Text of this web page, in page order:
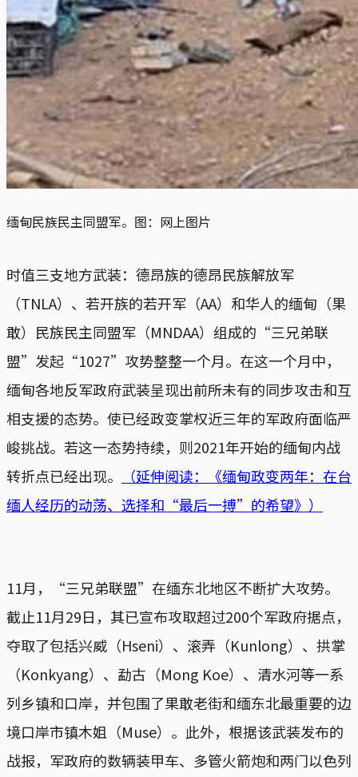
缅甸民族民主同盟军。图：网上图片
时值三支地方武装：德昂族的德昂民族解放军
（TNLA）、若开族的若开军（AA）和华人的缅甸（果
敢）民族民主同盟军（MNDAA）组成的“三兄弟联
盟”发起“1027”攻势整整一个月。在这一个月中，
缅甸各地反军政府武装呈现出前所未有的同步攻击和互
相支援的态势。使已经政变掌权近三年的军政府面临严
峻挑战。若这一态势持续，则2021年开始的缅甸内战
转折点已经出现。
（延伸阅读：《缅甸政变两年：在台
缅人经历的动荡、选择和“最后一搏”的希望》）
11月，“三兄弟联盟”在缅东北地区不断扩大攻势。
截止11月29日，其已宣布攻取超过200个军政府据点，
夺取了包括兴威（Hseni）、滚弄（Kunlong）、拱掌
（Konkyang）、勐古（Mong Koe）、清水河等一系
列乡镇和口岸，并包围了果敢老街和缅东北最重要的边
境口岸市镇木姐（Muse）。此外，根据该武装发布的
战报，军政府的数辆装甲车、多管火箭炮和两门以色列